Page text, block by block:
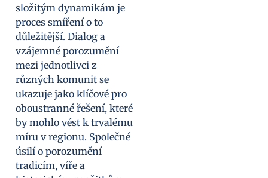
složitým dynamikám je
proces smíření o to
důležitější. Dialog a
vzájemné porozumění
mezi jednotlivci z
různých komunit se
ukazuje jako klíčové pro
oboustranné řešení, které
by mohlo vést k trvalému
míru v regionu. Společné
úsilí o porozumění
tradicím, víře a